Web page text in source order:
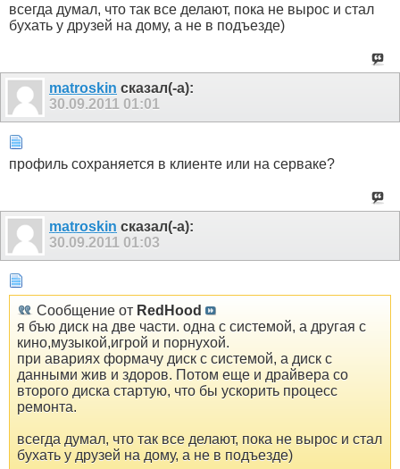
всегда думал, что так все делают, пока не вырос и стал
бухать у друзей на дому, а не в подъезде)
matroskin сказал(-а):
30.09.2011 01:01
профиль сохраняется в клиенте или на серваке?
matroskin сказал(-а):
30.09.2011 01:03
Сообщение от RedHood
я бъю диск на две части. одна с системой, а другая с
кино,музыкой,игрой и порнухой.
при авариях формачу диск с системой, а диск с
данными жив и здоров. Потом еще и драйвера со
второго диска стартую, что бы ускорить процесс
ремонта.
всегда думал, что так все делают, пока не вырос и стал
бухать у друзей на дому, а не в подъезде)